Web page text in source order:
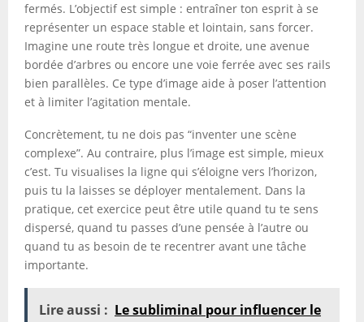
fermés. L’objectif est simple : entraîner ton esprit à se
représenter un espace stable et lointain, sans forcer.
Imagine une route très longue et droite, une avenue
bordée d’arbres ou encore une voie ferrée avec ses rails
bien parallèles. Ce type d’image aide à poser l’attention
et à limiter l’agitation mentale.
Concrètement, tu ne dois pas “inventer une scène
complexe”. Au contraire, plus l’image est simple, mieux
c’est. Tu visualises la ligne qui s’éloigne vers l’horizon,
puis tu la laisses se déployer mentalement. Dans la
pratique, cet exercice peut être utile quand tu te sens
dispersé, quand tu passes d’une pensée à l’autre ou
quand tu as besoin de te recentrer avant une tâche
importante.
Lire aussi : Le subliminal pour influencer le